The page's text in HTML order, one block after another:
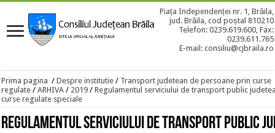
Piața Independenței nr. 1, Brăila,
jud. Brăila, cod poștal 810210
Telefon: 0239.619.600, Fax:
0239.611.765
E-mail: consiliu@cjbraila.ro
Prima pagina / Despre institutie / Transport judetean de persoane prin curse
regulate / ARHIVA / 2019 / Regulamentul serviciului de transport public
curse regulate speciale
Regulamentul serviciului de transport public